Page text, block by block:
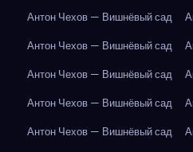
Антон Чехов — Вишнёвый сад
Антон Чехов — Вишнёвый сад
Антон Чехов — Вишнёвый сад
Антон Чехов — Вишнёвый сад
Антон Чехов — Вишнёвый сад